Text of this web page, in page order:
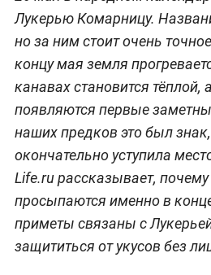
Лукерью Комарницу.
но за ним стоит очень
концу мая земля
канавах становится тёплой,
появляются первые
наших предков это был
окончательно уступила
Life.ru рассказывает,
просыпаются именно в
приметы связаны с
защититься от укусов без